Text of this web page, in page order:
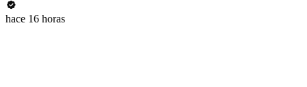
hace 16 horas